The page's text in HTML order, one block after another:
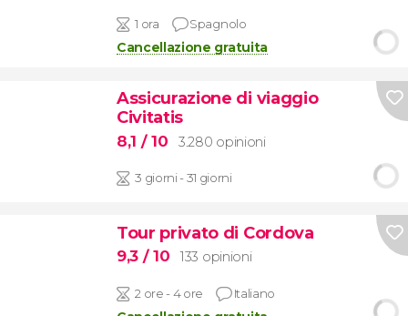
1 ora Spagnolo
Cancellazione gratuita
Assicurazione di viaggio
Civitatis
8,1 / 10 3.280 opinioni
3 giorni - 31 giorni
Tour privato di Cordova
9,3 / 10 133 opinioni
2 ore - 4 ore Italiano